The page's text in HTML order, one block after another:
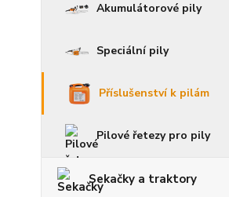
Akumulátorové pily
Speciální pily
Příslušenství k pilám
Pilové řetezy pro pily
Sekačky a traktory